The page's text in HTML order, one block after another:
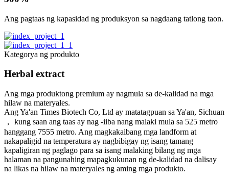
Ang pagtaas ng kapasidad ng produksyon sa nagdaang tatlong taon.
Kategorya ng produkto
Herbal extract
Ang mga produktong premium ay nagmula sa de-kalidad na mga
hilaw na materyales.
Ang Ya'an Times Biotech Co, Ltd ay matatagpuan sa Ya'an, Sichuan
， kung saan ang taas ay nag -iiba nang malaki mula sa 525 metro
hanggang 7555 metro. Ang magkakaibang mga landform at
nakapaligid na temperatura ay nagbibigay ng isang tamang
kapaligiran ng paglago para sa isang malaking bilang ng mga
halaman na pangunahing mapagkukunan ng de-kalidad na dalisay
na likas na hilaw na materyales ng aming mga produkto.